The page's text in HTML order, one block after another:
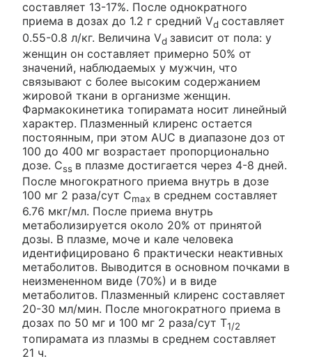
составляет 13-17%. После однократного
приема в дозах до 1.2 г средний Vd составляет
0.55-0.8 л/кг. Величина Vd зависит от пола: у
женщин он составляет примерно 50% от
значений, наблюдаемых у мужчин, что
связывают с более высоким содержанием
жировой ткани в организме женщин.
Фармакокинетика топирамата носит линейный
характер. Плазменный клиренс остается
постоянным, при этом AUC в диапазоне доз от
100 до 400 мг возрастает пропорционально
дозе. Css в плазме достигается через 4-8 дней.
После многократного приема внутрь в дозе
100 мг 2 раза/сут Cmax в среднем составляет
6.76 мкг/мл. После приема внутрь
метаболизируется около 20% от принятой
дозы. В плазме, моче и кале человека
идентифицировано 6 практически неактивных
метаболитов. Выводится в основном почками в
неизмененном виде (70%) и в виде
метаболитов. Плазменный клиренс составляет
20-30 мл/мин. После многократного приема в
дозах по 50 мг и 100 мг 2 раза/сут T1/2
топирамата из плазмы в среднем составляет
21 ч.